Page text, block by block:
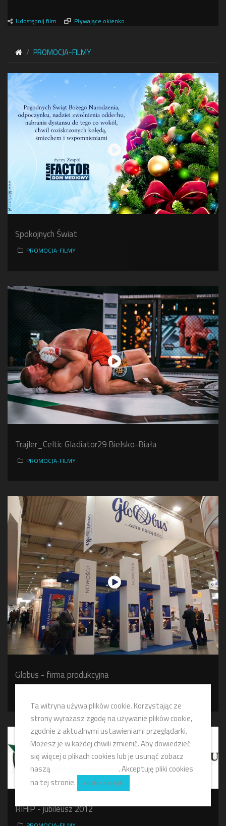
Udostępnij film Pływające okienko
PROMOCJA-FILMY
Spokojnych Świat
PROMOCJA-FILMY
Trajler_Celtic Gladiator29 Bielsko-Biała
PROMOCJA-FILMY
Globus - firma produkcyjna
RIHiP - jubileusz 2012
Ta witryna używa plików cookie. Korzystając ze
strony wyrażasz zgodę na używanie plików cookie,
zgodnie z aktualnymi ustawieniami przeglądarki.
Możesz je w każdej chwili zmienić. Aby dowiedzieć
się więcej o plikach cookies lub je usunąć zobacz
naszą
. Akceptuję pliki cookies
na tej stronie.
cookie accept.